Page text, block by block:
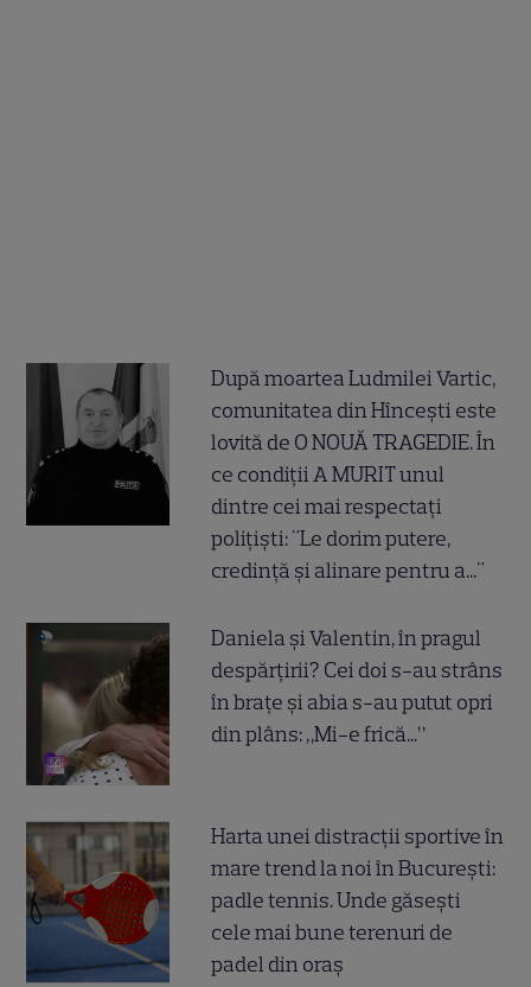
După moartea Ludmilei Vartic,
comunitatea din Hîncești este
lovită de O NOUĂ TRAGEDIE. În
ce condiții A MURIT unul
dintre cei mai respectați
polițiști: "Le dorim putere,
credință și alinare pentru a..."
Daniela și Valentin, în pragul
despărțirii? Cei doi s-au strâns
în brațe și abia s-au putut opri
din plâns: „Mi-e frică...”
Harta unei distracții sportive în
mare trend la noi în București:
padle tennis. Unde găsești
cele mai bune terenuri de
padel din oraș